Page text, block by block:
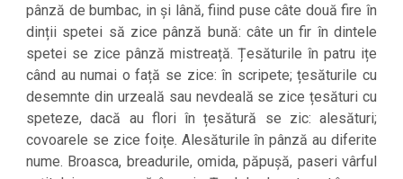
pânză de bumbac, in și lână, fiind puse câte două fire în
dinții spetei să zice pânză bună: câte un fir în dintele
spetei se zice pânză mistreață. Țesăturile în patru ițe
când au numai o față se zice: în scripete; țesăturile cu
desemnte din urzeală sau nevdeală se zice țesături cu
speteze, dacă au flori în țesătură se zic: alesături;
covoarele se zice foițe. Alesăturile în pânză au diferite
nume. Broasca, breadurile, omida, păpușă, paseri vârful